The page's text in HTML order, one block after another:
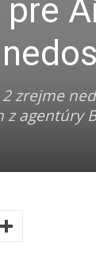
2 zrejme
agentúry